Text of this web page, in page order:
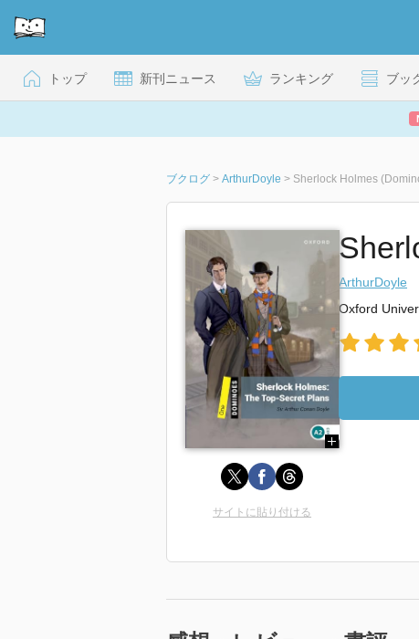
トップ 新刊ニュース ランキング ブッ
ブクログ > ArthurDoyle > Sherlock Holmes
ArthurDoyle
Oxford
サイトに貼り付ける